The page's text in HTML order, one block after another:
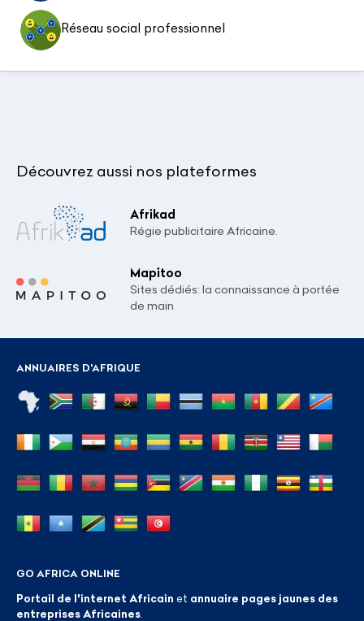
Réseau social professionnel
Découvrez aussi nos plateformes
Afrikad
Régie publicitaire Africaine.
Mapitoo
Sites dédiés: la connaissance à portée
de main
ANNUAIRES D'AFRIQUE
GO AFRICA ONLINE
Portail de l'internet Africain et annuaire pages jaunes des
entreprises Africaines